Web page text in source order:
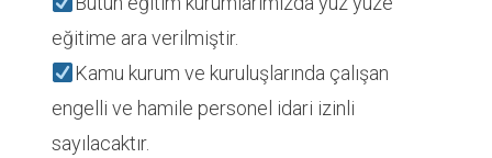
eğitime ara verilmiştir.
Kamu kurum ve kuruluşlarında çalışan
engelli ve hamile personel idari izinli
sayılacaktır.